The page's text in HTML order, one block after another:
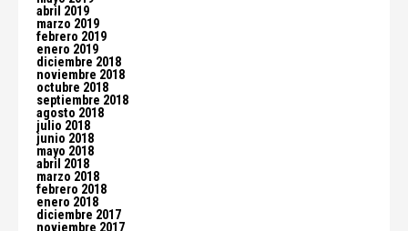
abril 2019
marzo 2019
febrero 2019
enero 2019
diciembre 2018
noviembre 2018
octubre 2018
septiembre 2018
agosto 2018
julio 2018
junio 2018
mayo 2018
abril 2018
marzo 2018
febrero 2018
enero 2018
diciembre 2017
noviembre 2017